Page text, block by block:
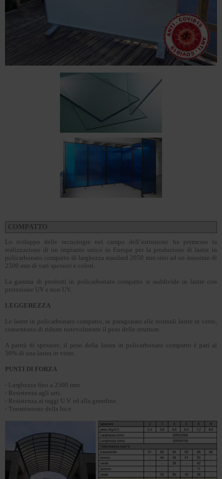
COMPATTO
Lo sviluppo delle tecnologie nel campo dell’estrusione ha permesso la
realizzazione di un impianto unico in Europa per la produzione di lastre in
policarbonato compatto di larghezza standard 2050 mm sino ad un massimo di
2500 mm di vari spessori e colori.
La gamma di prodotti in policarbonato compatto si suddivide in lastre con
protezione UV e non UV.
LEGGEREZZA
Le lastre in policarbonato compatto, se paragonate alle normali lastre in vetro,
consentono di ridurre notevolmente il peso delle strutture.
A parità di spessore, il peso della lastra in policarbonato compatto è pari al
50% di una lastra in vetro.
PUNTI DI FORZA
- Larghezza fino a 2500 mm.
- Resistenza agli urti.
- Resistenza ai raggi U.V. ed alla grandine.
- Trasmissione della luce.